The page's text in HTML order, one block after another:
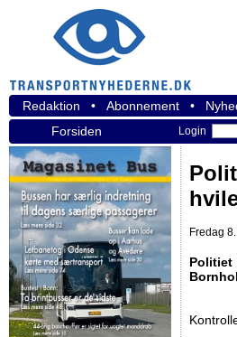
Redaktion • Abonnement •
Forsiden
Login
Fredag
Politiet